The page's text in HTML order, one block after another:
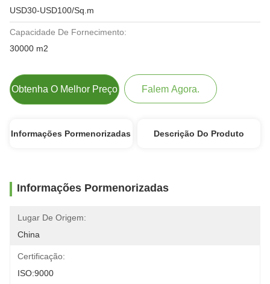
USD30-USD100/Sq.m
Capacidade De Fornecimento:
30000 m2
Obtenha O Melhor Preço Falem Agora.
Informações Pormenorizadas Descrição Do Produto
Informações Pormenorizadas
Lugar De Origem:
China
Certificação:
ISO:9000